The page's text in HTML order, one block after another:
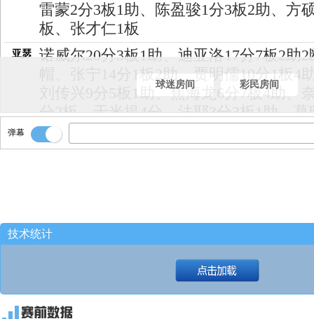
雷蒙2分3板1助、陈盈骏1分3板2助、方
板、张才仁1板
亚瑟
诺威尔20分3板1助、迪亚洛17分7板2助2
帽、张宁14分1板2助、贾明儒10分1板4
刘传兴9分5板1助、焦海龙6分7板4助、
分2板、于米提4分、法耶3分3板1助、葛
2分4板4助
亚瑟 第二罚没！
第一罚命中！[84-90]
北京 贝利,张才仁下 杰曼,曾凡博上
亚瑟 1.6秒！！
球迷房间 彩民房间
弹幕
技术统计